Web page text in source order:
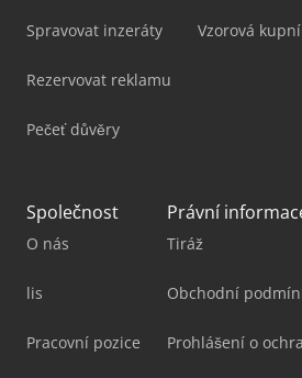
Spravovat inzeráty
Rezervovat reklamu
Pečeť důvěry
Vzorová
Společnost
O nás
lis
Pracovní pozice
Právní
Tiráž
Obchodní
Prohlášení o